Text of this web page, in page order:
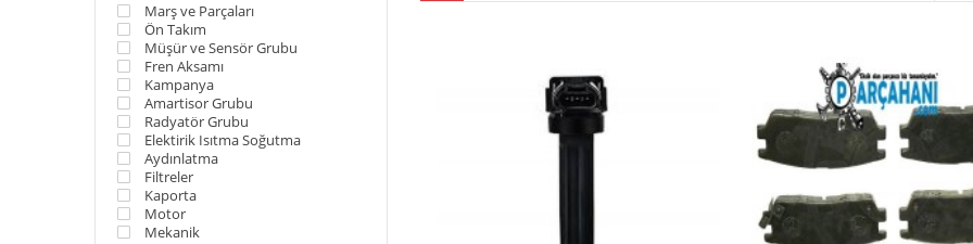
Marş ve Parçaları
Ön Takım
Müşür ve Sensör Grubu
Fren Aksamı
Kampanya
Amartisor Grubu
Radyatör Grubu
Elektirik Isıtma Soğutma
Aydınlatma
Filtreler
Kaporta
Motor
Mekanik